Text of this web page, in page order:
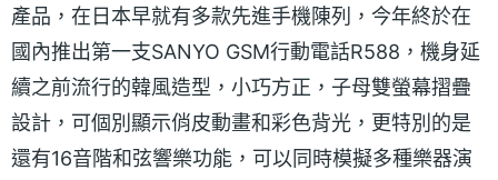
產品，在日本早就有多款先進手機陳列，今年終於在
國內推出第一支SANYO GSM行動電話R588，機身延
續之前流行的韓風造型，小巧方正，子母雙螢幕摺疊
設計，可個別顯示俏皮動畫和彩色背光，更特別的是
還有16音階和弦響樂功能，可以同時模擬多種樂器演